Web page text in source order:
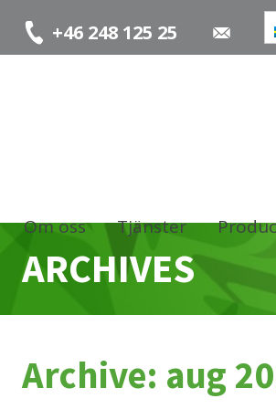
+46 248 125 25
Om oss Tjänster
ARCHIVES
Archive: aug